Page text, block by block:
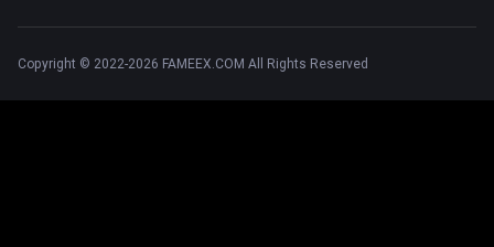
Copyright © 2022-2026 FAMEEX.COM All Rights Reserved